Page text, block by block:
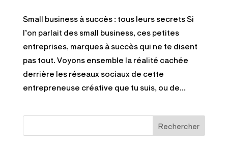
Small business à succès : tous leurs secrets Si
l’on parlait des small business, ces petites
entreprises, marques à succès qui ne te disent
pas tout. Voyons ensemble la réalité cachée
derrière les réseaux sociaux de cette
entrepreneuse créative que tu suis, ou de...
Rechercher